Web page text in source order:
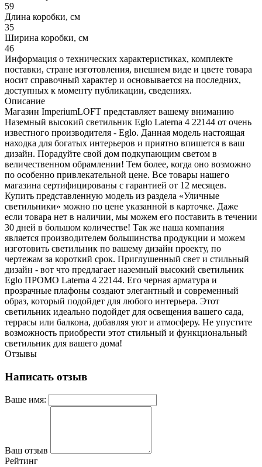
59
Длина коробки, см
35
Ширина коробки, см
46
Информация о технических характеристиках, комплекте
поставки, стране изготовления, внешнем виде и цвете товара
носит справочный характер и основывается на последних,
доступных к моменту публикации, сведениях.
Описание
Магазин ImperiumLOFT представляет вашему вниманию
Наземный высокий светильник Eglo Laterna 4 22144 от очень
известного производителя - Eglo. Данная модель настоящая
находка для богатых интерьеров и приятно впишется в ваш
дизайн. Порадуйте свой дом подкупающим светом в
величественном обрамлении! Тем более, когда оно возможно
по особенно привлекательной цене. Все товары нашего
магазина сертифицированы с гарантией от 12 месяцев.
Купить представленную модель из раздела «Уличные
светильники» можно по цене указанной в карточке. Даже
если товара нет в наличии, мы можем его поставить в течении
30 дней в большом количестве! Так же наша компания
является производителем большинства продукции и можем
изготовить светильник по вашему дизайн проекту, по
чертежам за короткий срок. Приглушенный свет и стильный
дизайн - вот что предлагает наземный высокий светильник
Eglo ПРОМО Laterna 4 22144. Его черная арматура и
прозрачные плафоны создают элегантный и современный
образ, который подойдет для любого интерьера. Этот
светильник идеально подойдет для освещения вашего сада,
террасы или балкона, добавляя уют и атмосферу. Не упустите
возможность приобрести этот стильный и функциональный
светильник для вашего дома!
Отзывы
Написать отзыв
Ваше имя:
Ваш отзыв
Рейтинг